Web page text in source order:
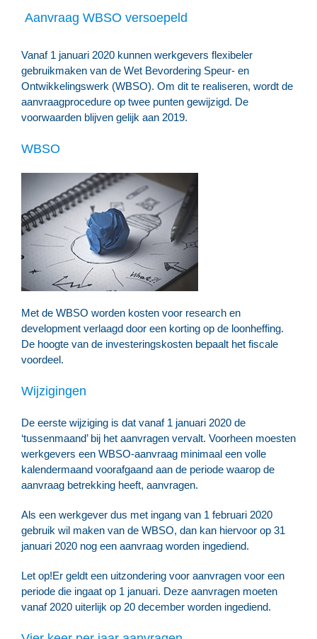
Aanvraag WBSO versoepeld
Vanaf 1 januari 2020 kunnen werkgevers flexibeler
gebruikmaken van de Wet Bevordering Speur- en
Ontwikkelingswerk (WBSO). Om dit te realiseren, wordt de
aanvraagprocedure op twee punten gewijzigd. De
voorwaarden blijven gelijk aan 2019.
WBSO
Met de WBSO worden kosten voor research en
development verlaagd door een korting op de loonheffing.
De hoogte van de investeringskosten bepaalt het fiscale
voordeel.
Wijzigingen
De eerste wijziging is dat vanaf 1 januari 2020 de
‘tussenmaand’ bij het aanvragen vervalt. Voorheen moesten
werkgevers een WBSO-aanvraag minimaal een volle
kalendermaand voorafgaand aan de periode waarop de
aanvraag betrekking heeft, aanvragen.
Als een werkgever dus met ingang van 1 februari 2020
gebruik wil maken van de WBSO, dan kan hiervoor op 31
januari 2020 nog een aanvraag worden ingediend.
Let op!Er geldt een uitzondering voor aanvragen voor een
periode die ingaat op 1 januari. Deze aanvragen moeten
vanaf 2020 uiterlijk op 20 december worden ingediend.